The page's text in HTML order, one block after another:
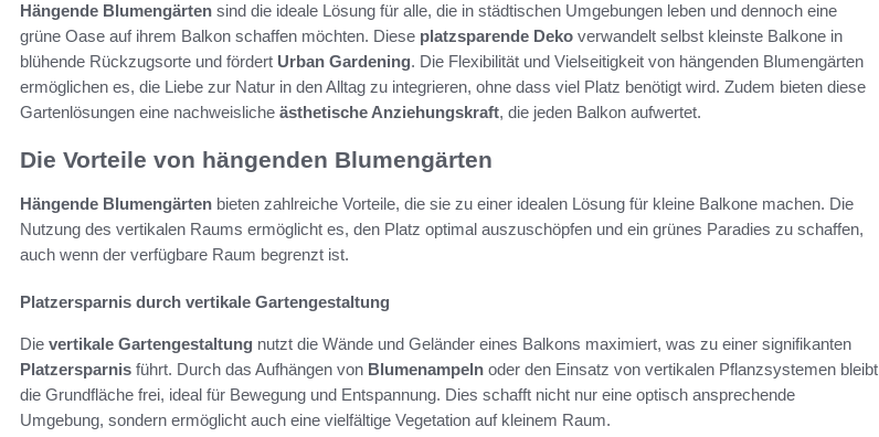
Hängende Blumengärten sind die ideale Lösung für alle, die in städtischen Umgebungen leben und dennoch eine
grüne Oase auf ihrem Balkon schaffen möchten. Diese platzsparende Deko verwandelt selbst kleinste Balkone in
blühende Rückzugsorte und fördert Urban Gardening. Die Flexibilität und Vielseitigkeit von hängenden Blumengärten
ermöglichen es, die Liebe zur Natur in den Alltag zu integrieren, ohne dass viel Platz benötigt wird. Zudem bieten diese
Gartenlösungen eine nachweisliche ästhetische Anziehungskraft, die jeden Balkon aufwertet.
Die Vorteile von hängenden Blumengärten
Hängende Blumengärten bieten zahlreiche Vorteile, die sie zu einer idealen Lösung für kleine Balkone machen. Die
Nutzung des vertikalen Raums ermöglicht es, den Platz optimal auszuschöpfen und ein grünes Paradies zu schaffen,
auch wenn der verfügbare Raum begrenzt ist.
Platzersparnis durch vertikale Gartengestaltung
Die vertikale Gartengestaltung nutzt die Wände und Geländer eines Balkons maximiert, was zu einer signifikanten
Platzersparnis führt. Durch das Aufhängen von Blumenampeln oder den Einsatz von vertikalen Pflanzsystemen bleibt
die Grundfläche frei, ideal für Bewegung und Entspannung. Dies schafft nicht nur eine optisch ansprechende
Umgebung, sondern ermöglicht auch eine vielfältige Vegetation auf kleinem Raum.